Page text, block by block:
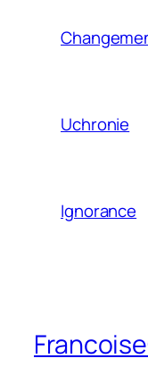
Uchronie
Ignorance